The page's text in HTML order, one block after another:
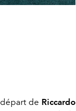
de Riccardo